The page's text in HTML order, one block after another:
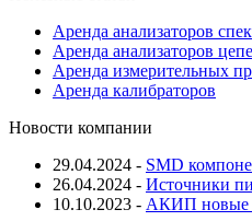
Аренда анализаторов
Аренда анализаторов
Аренда измерительных
Аренда калибраторов
Новости компании
29.04.2024 - SMD
26.04.2024 - Источники
10.10.2023 - АКИП новые